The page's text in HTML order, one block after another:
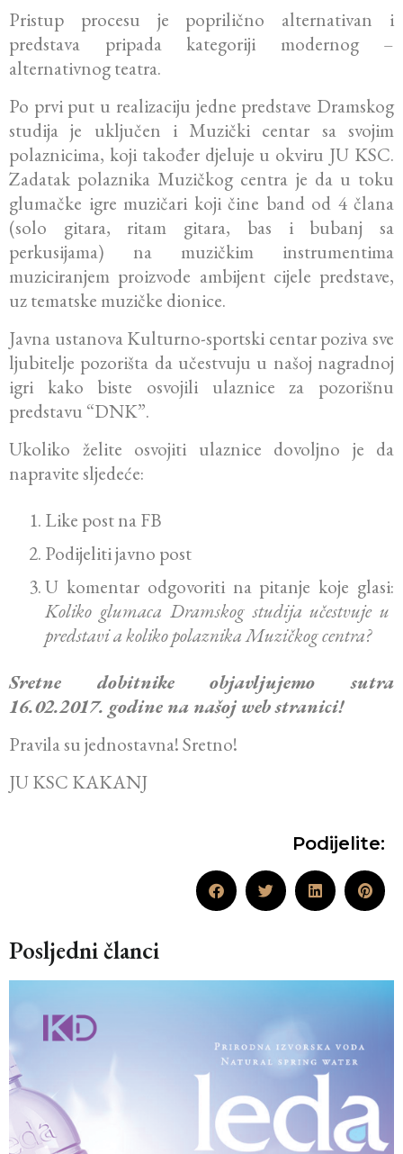
Pristup procesu je poprilično alternativan i
predstava pripada kategoriji modernog –
alternativnog teatra.
Po prvi put u realizaciju jedne predstave Dramskog
studija je uključen i Muzički centar sa svojim
polaznicima, koji također djeluje u okviru JU KSC.
Zadatak polaznika Muzičkog centra je da u toku
glumačke igre muzičari koji čine band od 4 člana
(solo gitara, ritam gitara, bas i bubanj sa
perkusijama) na muzičkim instrumentima
muziciranjem proizvode ambijent cijele predstave,
uz tematske muzičke dionice.
Javna ustanova Kulturno-sportski centar poziva sve
ljubitelje pozorišta da učestvuju u našoj nagradnoj
igri kako biste osvojili ulaznice za pozorišnu
predstavu “DNK”.
Ukoliko želite osvojiti ulaznice dovoljno je da
napravite sljedeće:
Like post na FB
Podijeliti javno post
U komentar odgovoriti na pitanje koje glasi:
Koliko glumaca Dramskog studija učestvuje u
predstavi a koliko polaznika Muzičkog centra?
Sretne dobitnike objavljujemo sutra
16.02.2017. godine na našoj web stranici!
Pravila su jednostavna! Sretno!
JU KSC KAKANJ
Podijelite:
Posljedni članci